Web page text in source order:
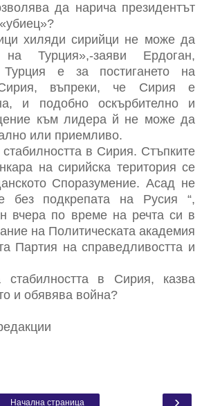
да нарича президентът
хиляди сирийци не може да
Турция»,-заяви Ердоган,
Турция е за постигането на
въпреки, че Сирия е
и подобно оскърбително и
към лидера й не може да
или приемливо.
стабилността в Сирия. Стъпките
на сирийска територия се
Споразумение. Асад не
без подкрепата на Русия “,
вчера по време на речта си в
на Политическата академия
Партия на справедливостта и
стабилността в Сирия, казва
и обявява война?
›
Начална страница